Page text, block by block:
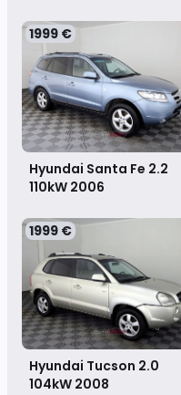
1999 €
Hyundai Santa Fe 2.2
110kW 2006
1999 €
Hyundai Tucson 2.0
104kW 2008